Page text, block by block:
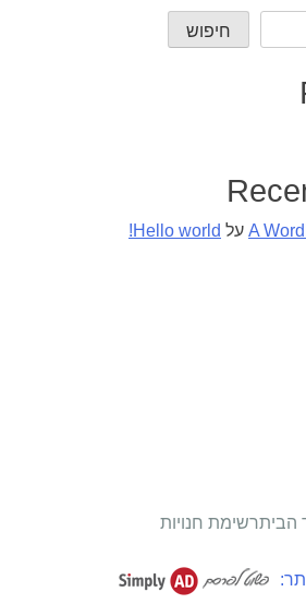
חיפוש
A על Hello world!
הביתרשימת חנויות